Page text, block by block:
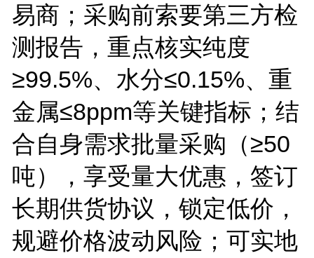
易商；采购前索要第三方检
测报告，重点核实纯度
≥99.5%、水分≤0.15%、重
金属≤8ppm等关键指标；结
合自身需求批量采购（≥50
吨），享受量大优惠，签订
长期供货协议，锁定低价，
规避价格波动风险；可实地